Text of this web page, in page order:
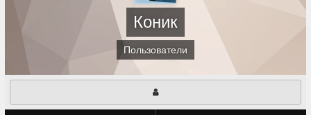
Коник
Пользователи